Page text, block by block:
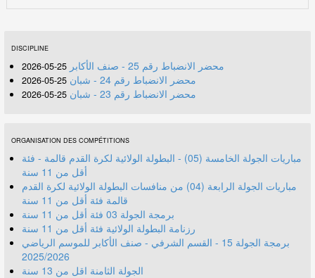
DISCIPLINE
محضر الانضباط رقم 25 - صنف الأكابر 25-05-2026
محضر الانضباط رقم 24 - شبان 25-05-2026
محضر الانضباط رقم 23 - شبان 25-05-2026
ORGANISATION DES COMPÉTITIONS
مباريات الجولة الخامسة (05) - البطولة الولائية لكرة القدم قالمة - فئة
أقل من 11 سنة
مباريات الجولة الرابعة (04) من منافسات البطولة الولائية لكرة القدم
قالمة فئة أقل من 11 سنة
برمجة الجولة 03 فئة أقل من 11 سنة
رزنامة البطولة الولائية فئة أقل من 11 سنة
برمجة الجولة 15 - القسم الشرفي - صنف الأكابر للموسم الرياضي
2025/2026
الجولة الثامنة اقل من 13 سنة